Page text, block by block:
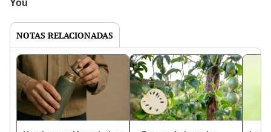
NOTAS RELACIONADAS